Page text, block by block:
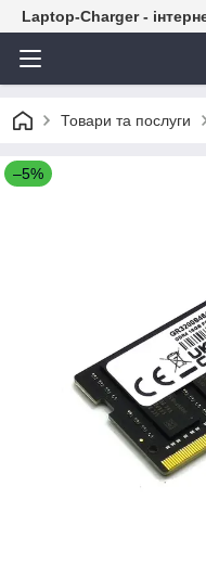
Laptop-Charger -
Товари та послуги
–5%